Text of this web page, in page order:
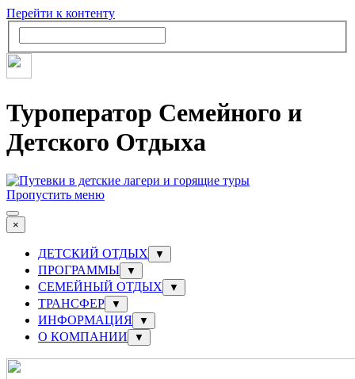
Перейти к контенту
Туроператор Семейного и
Детского Отдыха
Пропустить меню
×
ДЕТСКИЙ ОТДЫХ ▼
ПРОГРАММЫ ▼
СЕМЕЙНЫЙ ОТДЫХ ▼
ТРАНСФЕР ▼
ИНФОРМАЦИЯ ▼
О КОМПАНИИ ▼